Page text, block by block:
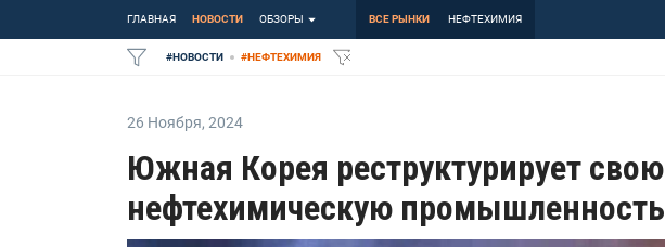
ГЛАВНАЯ НОВОСТИ ОБЗОРЫ ВСЕ РЫНКИ НЕФТЕХИМИЯ
#НОВОСТИ #НЕФТЕХИМИЯ
26 Ноября, 2024
Южная Корея реструктурирует свою
нефтехимическую промышленность